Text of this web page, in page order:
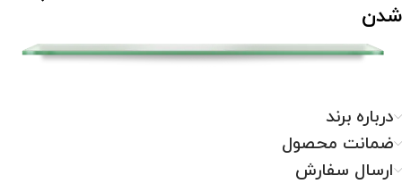
شدن
درباره برند
ضمانت محصول
ارسال سفارش